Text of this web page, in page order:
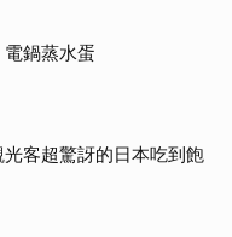
鍋蒸水蛋
客超驚訝的日本吃到飽